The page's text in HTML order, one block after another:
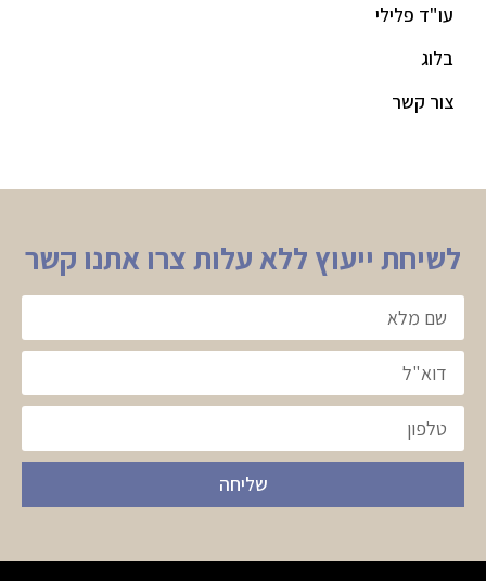
עו"ד פלילי
בלוג
צור קשר
לשיחת ייעוץ ללא עלות צרו אתנו קשר
שליחה